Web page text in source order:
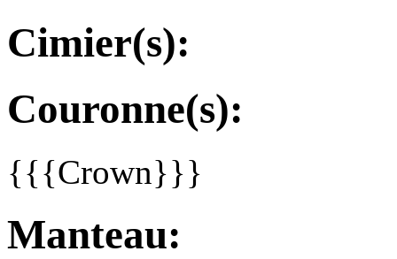
Cimier(s):
Couronne(s):
{{{Crown}}}
Manteau: